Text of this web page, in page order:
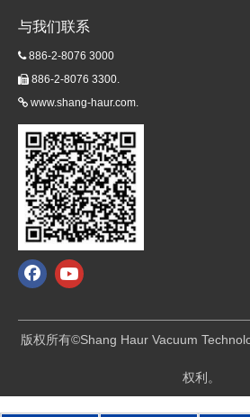
与我们联系
886-2-8076 3000
 886-2-8076 3300.
 www.shang-haur.com.
版权所有©Shang Haur Vacuum
权利。